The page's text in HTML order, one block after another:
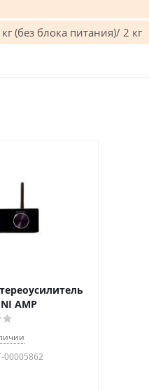
кг (без блока питания)/ 2 кг
AMP
00005862